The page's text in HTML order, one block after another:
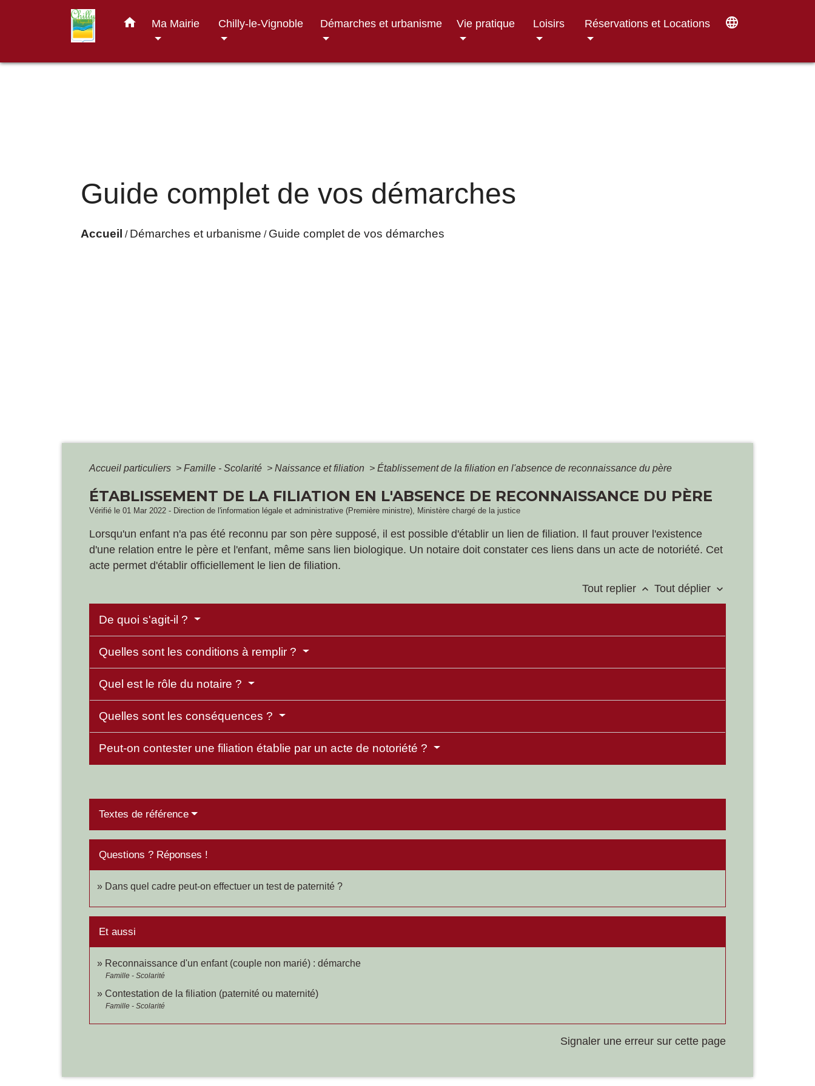
home Ma Mairie Chilly-le-Vignoble Démarches et urbanisme Vie pratique Loisirs Réservations et Locations language
Guide complet de vos démarches
Accueil / Démarches et urbanisme / Guide complet de vos démarches
Accueil particuliers > Famille - Scolarité > Naissance et filiation > Établissement de la filiation en l'absence de reconnaissance du père
ÉTABLISSEMENT DE LA FILIATION EN L'ABSENCE DE RECONNAISSANCE DU PÈRE
Vérifié le 01 Mar 2022 - Direction de l'information légale et administrative (Première ministre), Ministère chargé de la justice
Lorsqu'un enfant n'a pas été reconnu par son père supposé, il est possible d'établir un lien de filiation. Il faut prouver l'existence
d'une relation entre le père et l'enfant, même sans lien biologique. Un notaire doit constater ces liens dans un acte de notoriété. Cet
acte permet d'établir officiellement le lien de filiation.
Tout replier keyboard_arrow_up Tout déplier keyboard_arrow_down
De quoi s'agit-il ?
Quelles sont les conditions à remplir ?
Quel est le rôle du notaire ?
Quelles sont les conséquences ?
Peut-on contester une filiation établie par un acte de notoriété ?
Textes de référence
Questions ? Réponses !
Dans quel cadre peut-on effectuer un test de paternité ?
Et aussi
Reconnaissance d'un enfant (couple non marié) : démarche
Famille - Scolarité
Contestation de la filiation (paternité ou maternité)
Famille - Scolarité
Signaler une erreur sur cette page